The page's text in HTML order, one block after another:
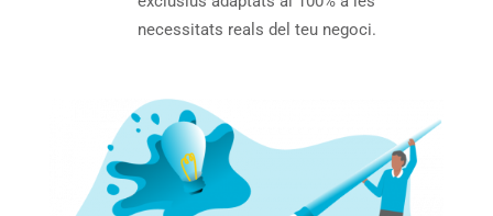
necessitats reals del teu negoci.